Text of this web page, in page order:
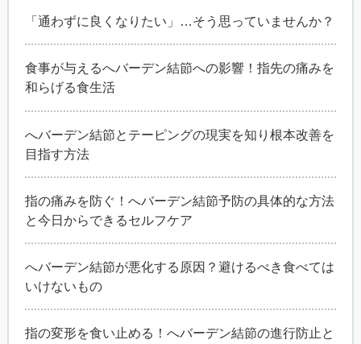
「通わずに良くなりたい」…そう思っていませんか？
食事が与えるへバーデン結節への影響！指先の痛みを
和らげる食生活
へバーデン結節とテーピングの現実を知り根本改善を
目指す方法
指の痛みを防ぐ！へバーデン結節予防の具体的な方法
と今日からできるセルフケア
へバーデン結節が悪化する原因？避けるべき食べては
いけないもの
指の変形を食い止める！へバーデン結節の進行防止と